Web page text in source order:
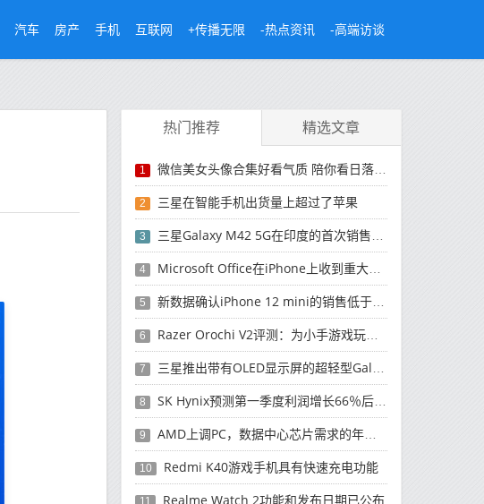
汽车 房产 手机 互联网 +传播无限 -热点资讯 -高端访谈
热门推荐 精选文章
1 微信美女头像合集好看气质 陪你看日落的人比日落更浪漫
2 三星在智能手机出货量上超过了苹果
3 三星Galaxy M42 5G在印度的首次销售将于今晚开始
4 Microsoft Office在iPhone上收到重大更新
5 新数据确认iPhone 12 mini的销售低于预期
6 Razer Orochi V2评测：为小手游戏玩家设计的鼠标
7 三星推出带有OLED显示屏的超轻型Galaxy Book Pro和Galaxy Book Pro 360笔记本电脑
8 SK Hynix预测第一季度利润增长66％后，对芯片的需求将增强
9 AMD上调PC，数据中心芯片需求的年度收入预测
10 Redmi K40游戏手机具有快速充电功能
11 Realme Watch 2功能和发布日期已公布